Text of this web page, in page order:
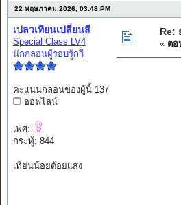
22 พฤษภาคม 2026, 03:48:PM
เปลวเทียนเปลี่ยนสี
Special Class LV4
นักกลอนผู้รอบรู้กวี
คะแนนกลอนของผู้นี้ 137
ออฟไลน์
เพศ:
กระทู้: 844
เทียนน้อยด้อยแสง
Re:
« ตอ